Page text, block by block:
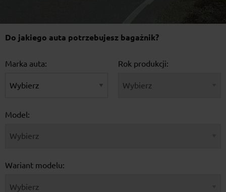
Do jakiego auta potrzebujesz bagażnik?
Marka auta: Rok produkcji:
Model:
Wariant modelu: